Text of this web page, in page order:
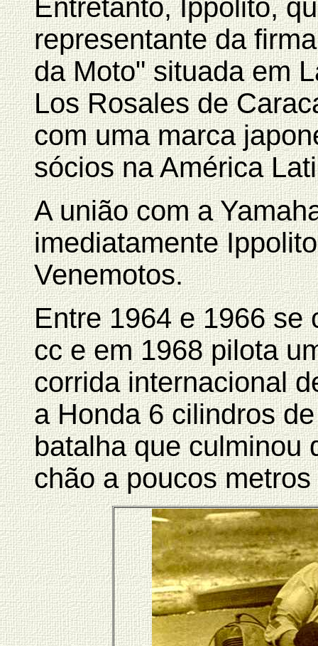
Entretanto, Ippolito,
representante da
da Moto" situada em
Los Rosales de
com uma marca
sócios na América
A união com a
imediatamente
Venemotos.
Entre 1964 e 1966 se
cc e em 1968 pilota
corrida internacional
a Honda 6 cilindros
batalha que culminou
chão a poucos